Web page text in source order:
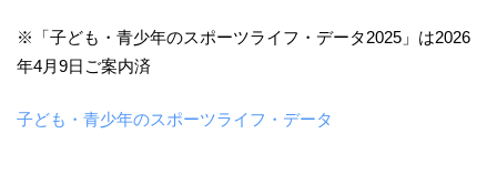
※「子ども・青少年のスポーツライフ・データ2025」は2026
年4月9日ご案内済
子ども・青少年のスポーツライフ・データ